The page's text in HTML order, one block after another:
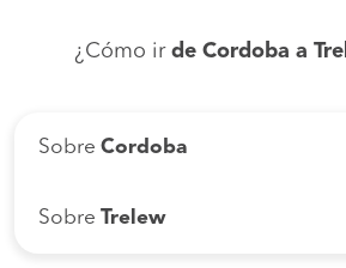
¿Cómo ir de Cordoba a
Sobre Cordoba
Sobre Trelew